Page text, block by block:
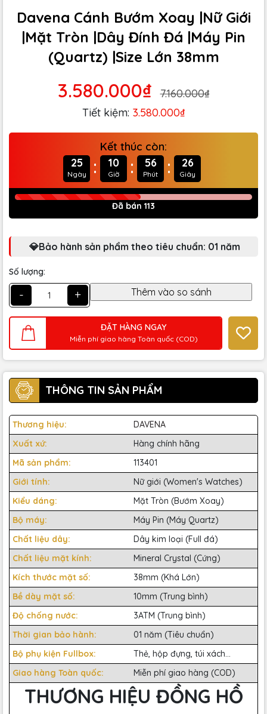
Davena Cánh Bướm Xoay |Nữ Giới
|Mặt Tròn |Dây Đính Đá |Máy Pin
(Quartz) |Size Lớn 38mm
3.580.000₫
7.160.000₫
Tiết kiệm: 3.580.000₫
Kết thúc còn:
25
Ngày : 10
Giờ : 56
Phút : 25
Giây
Đã bán 113
💎Bảo hành sản phẩm theo tiêu chuẩn: 01 năm
Số lượng:
- +
ĐẶT HÀNG NGAY
Miễn phí giao hàng Toàn quốc (COD)
THÔNG TIN SẢN PHẨM
Thương hiệu:
DAVENA
Xuất xứ:
Hàng chính hãng
Mã sản phẩm:
113401
Giới tính:
Nữ giới (Women's Watches)
Kiểu dáng:
Mặt Tròn (Bướm Xoay)
Bộ máy:
Máy Pin (Máy Quartz)
Chất liệu dây:
Dây kim loại (Full đá)
Chất liệu mặt kính:
Mineral Crystal (Cứng)
Kích thước mặt số:
38mm (Khá Lớn)
Bề dày mặt số:
10mm (Trung bình)
Độ chống nước:
3ATM (Trung bình)
Thời gian bảo hành:
01 năm (Tiêu chuẩn)
Bộ phụ kiện Fullbox:
Thẻ, hộp đựng, túi xách...
Giao hàng Toàn quốc:
Miễn phí giao hàng (COD)
THƯƠNG HIỆU ĐỒNG HỒ